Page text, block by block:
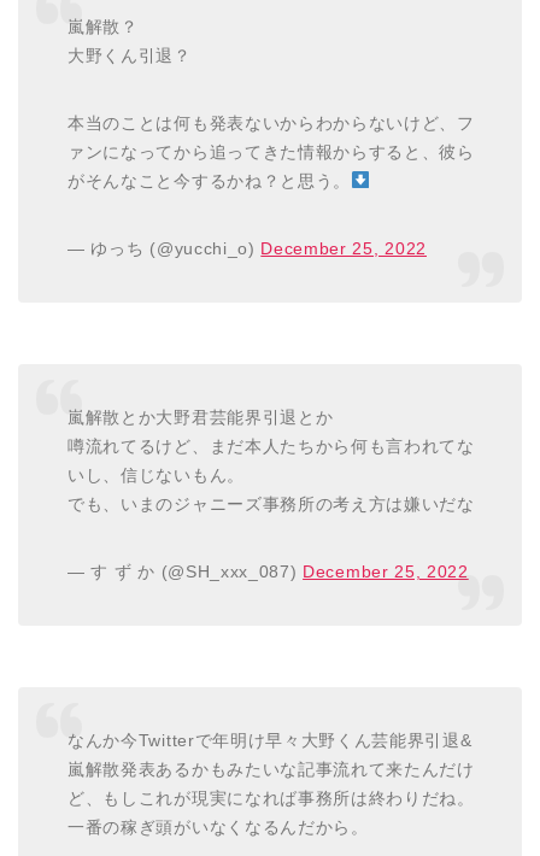
嵐解散？
大野くん引退？
本当のことは何も発表ないからわからないけど、フ
ァンになってから追ってきた情報からすると、彼ら
がそんなこと今するかね？と思う。
— ゆっち (@yucchi_o) December 25, 2022
嵐解散とか大野君芸能界引退とか
噂流れてるけど、まだ本人たちから何も言われてな
いし、信じないもん。
でも、いまのジャニーズ事務所の考え方は嫌いだな
— す ず か (@SH_xxx_087) December 25, 2022
なんか今Twitterで年明け早々大野くん芸能界引退&
嵐解散発表あるかもみたいな記事流れて来たんだけ
ど、もしこれが現実になれば事務所は終わりだね。
一番の稼ぎ頭がいなくなるんだから。